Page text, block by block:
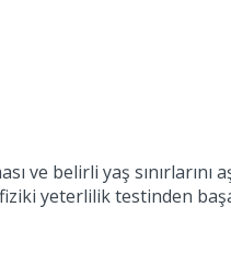
ve belirli yaş sınırlarını
fiziki yeterlilik testinden